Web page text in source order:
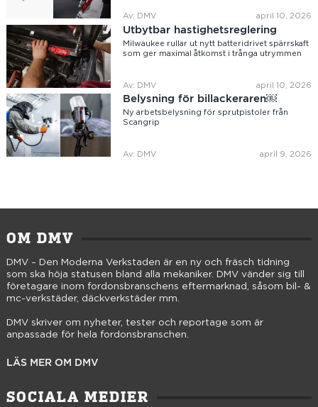
Av: DMV april 10, 2026
Utbytbar hastighetsreglering
Milwaukee rullar ut nytt batteridrivet spärrskaft
som ger maximal åtkomst i trånga utrymmen
Av: DMV april 10, 2026
Belysning för billackeraren￼
Ny arbetsbelysning för sprutpistoler från
Scangrip
Av: DMV april 9, 2026
OM DMV
DMV – Den Moderna Verkstaden är en ny och fräsch tidning
som ska höja statusen bland alla mekaniker. DMV vänder sig till
företagare inom fordonsbranschens eftermarknad, såsom bil- &
mc-verkstäder, däckverkstäder mm.
DMV skriver om nyheter, tester och reportage som är
anpassade för hela fordonsbranschen.
LÄS MER OM DMV
SOCIALA MEDIER